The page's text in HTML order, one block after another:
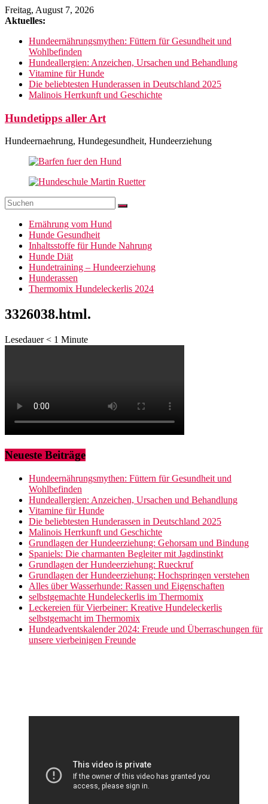
Zum
Inhalt
Freitag, August 7, 2026
Aktuelles:
Hundeernährungsmythen: Füttern für Gesundheit und
Wohlbefinden
Hundeallergien: Anzeichen, Ursachen und Behandlung
Vitamine für Hunde
Die beliebtesten Hunderassen in Deutschland 2025
Malinois Herrkunft und Geschichte
Hundetipps aller Art
Hundeernaehrung, Hundegesundheit, Hundeerziehung
Ernährung vom Hund
Hunde Gesundheit
Inhaltsstoffe für Hunde Nahrung
Hunde Diät
Hundetraining – Hundeerziehung
Hunderassen
Thermomix Hundeleckerlis 2024
3326038.html.
Lesedauer < 1 Minute
Neueste Beiträge
Hundeernährungsmythen: Füttern für Gesundheit und
Wohlbefinden
Hundeallergien: Anzeichen, Ursachen und Behandlung
Vitamine für Hunde
Die beliebtesten Hunderassen in Deutschland 2025
Malinois Herrkunft und Geschichte
Grundlagen der Hundeerziehung: Gehorsam und Bindung
Spaniels: Die charmanten Begleiter mit Jagdinstinkt
Grundlagen der Hundeerziehung: Rueckruf
Grundlagen der Hundeerziehung: Hochspringen verstehen
Alles über Wasserhunde: Rassen und Eigenschaften
selbstgemachte Hundeleckerlis im Thermomix
Leckereien für Vierbeiner: Kreative Hundeleckerlis
selbstgemacht im Thermomix
Hundeadventskalender 2024: Freude und Überraschungen für
unsere vierbeinigen Freunde